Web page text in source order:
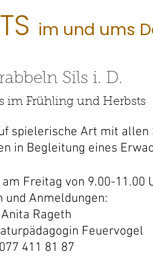
im und ums
Sils i. D.
im Frühling und Herbsts
spielerische Art mit allen
in Begleitung eines
Freitag von 9.00-11.00
und Anmeldungen:
Anita Rageth
Feuervogel
077 411 81 87